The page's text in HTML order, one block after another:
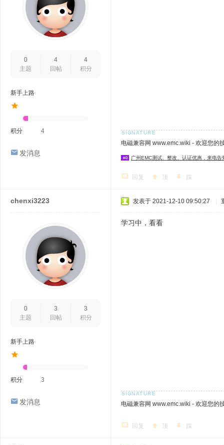
0
主题
4
回帖
4
积分
新手上路
积分 4
发消息
电磁兼容网 www.emc.wiki - 欢迎您的
广州EMC测试、整改、认证优惠，来电
回复 顶 踩
chenxi3223
0
主题
3
回帖
3
积分
新手上路
积分 3
发消息
发表于 2021-12-10 09:50:27
学习中，看看
电磁兼容网 www.emc.wiki - 欢迎您的
回复 顶 踩